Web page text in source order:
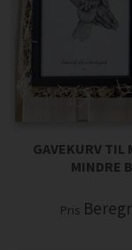
GAVEKURV TIL
MINDRE
Pris